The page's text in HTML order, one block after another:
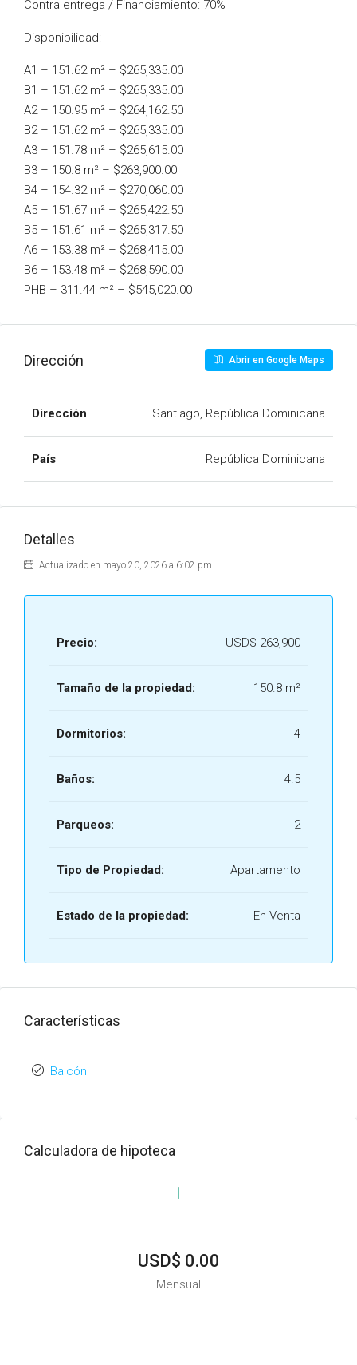
Contra entrega / Financiamiento: 70%
Disponibilidad:
A1 – 151.62 m² – $265,335.00
B1 – 151.62 m² – $265,335.00
A2 – 150.95 m² – $264,162.50
B2 – 151.62 m² – $265,335.00
A3 – 151.78 m² – $265,615.00
B3 – 150.8 m² – $263,900.00
B4 – 154.32 m² – $270,060.00
A5 – 151.67 m² – $265,422.50
B5 – 151.61 m² – $265,317.50
A6 – 153.38 m² – $268,415.00
B6 – 153.48 m² – $268,590.00
PHB – 311.44 m² – $545,020.00
Dirección Abrir en Google Maps
Dirección Santiago, República Dominicana
País República Dominicana
Detalles
Actualizado en mayo 20, 2026 a 6:02 pm
Precio: USD$ 263,900
Tamaño de la propiedad: 150.8 m²
Dormitorios: 4
Baños: 4.5
Parqueos: 2
Tipo de Propiedad: Apartamento
Estado de la propiedad: En Venta
Características
Balcón
Calculadora de hipoteca
USD$ 0.00
Mensual